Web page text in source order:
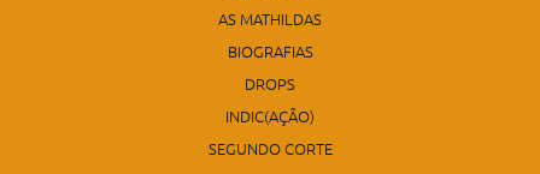
AS MATHILDAS
BIOGRAFIAS
DROPS
INDIC(AÇÃO)
SEGUNDO CORTE